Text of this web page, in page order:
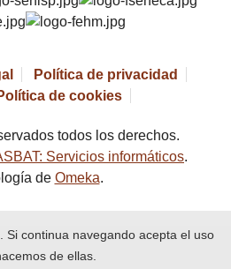
Política de privacidad
de cookies
todos los derechos.
Servicios informáticos.
de Omeka.
Si continua navegando acepta el uso
de ellas.